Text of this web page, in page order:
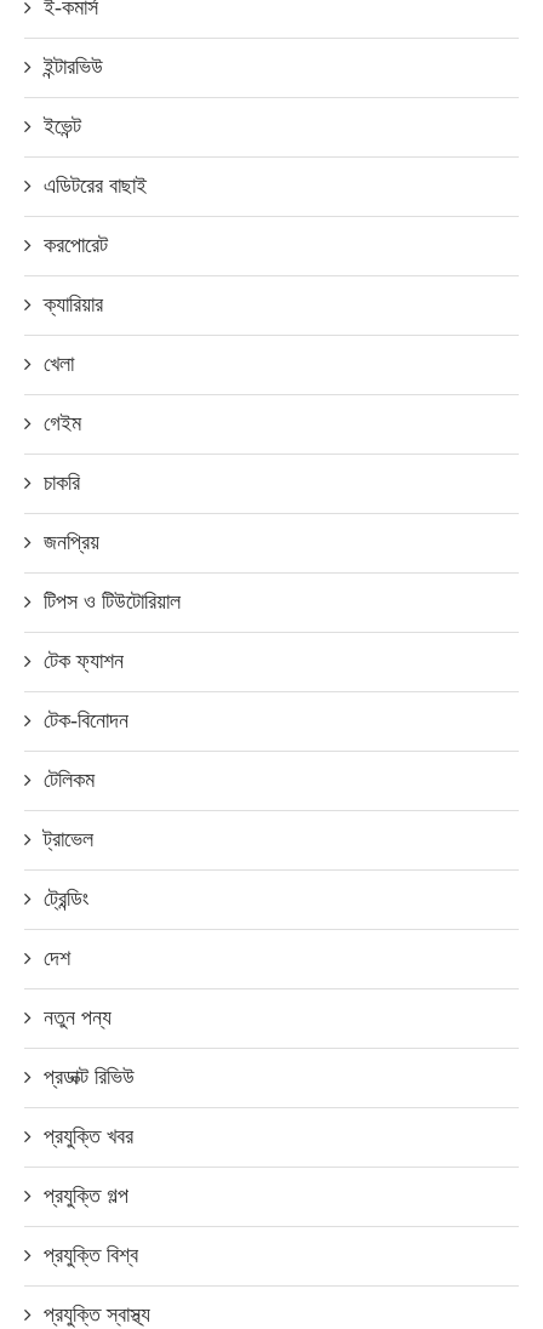
ই-কমার্স
ইন্টারভিউ
ইভেন্ট
এডিটরের বাছাই
করপোরেট
ক্যারিয়ার
খেলা
গেইম
চাকরি
জনপ্রিয়
টিপস ও টিউটোরিয়াল
টেক ফ্যাশন
টেক-বিনোদন
টেলিকম
ট্রাভেল
ট্রেন্ডিং
দেশ
নতুন পন্য
প্রডাক্ট রিভিউ
প্রযুক্তি খবর
প্রযুক্তি গল্প
প্রযুক্তি বিশ্ব
প্রযুক্তি স্বাস্থ্য